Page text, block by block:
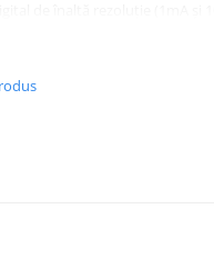
separate pentru
tehnologiei liniare utilizate,
de siguranță cu tensiune